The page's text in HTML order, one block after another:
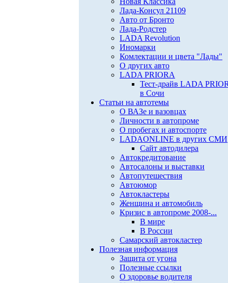
Лада-Консул 21109
Авто от Бронто
Лада-Родстер
LADA Revolution
Иномарки
Комлектации и цвета "Лады"
О других авто
LADA PRIORA
Тест-драйв LADA
в Сочи
Статьи на автотемы
О ВАЗе и вазовцах
Личности в автопроме
О пробегах и автоспорте
LADAONLINE в других СМИ
Сайт автодилера
Автокредитование
Автосалоны и выставки
Автопутешествия
Автоюмор
Автокластеры
Женщина и автомобиль
Кризис в автопроме 2008-...
В мире
В России
Самарский автокластер
Полезная информация
Защита от угона
Полезные ссылки
О здоровье водителя